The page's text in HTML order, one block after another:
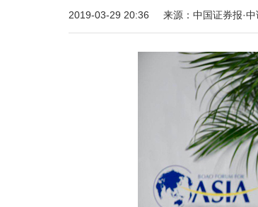
2019-03-29 20:36
来源：中国证券报·中